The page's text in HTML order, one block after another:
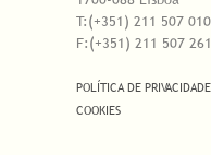
T:(+351) 211 507 010
F:(+351) 211 507 261
POLÍTICA DE
COOKIES